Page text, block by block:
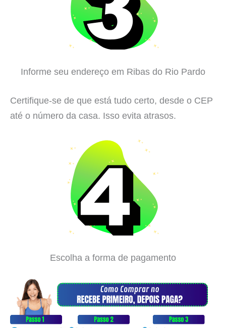
Informe seu endereço em Ribas do Rio Pardo
Certifique-se de que está tudo certo, desde o CEP
até o número da casa. Isso evita atrasos.
Escolha a forma de pagamento